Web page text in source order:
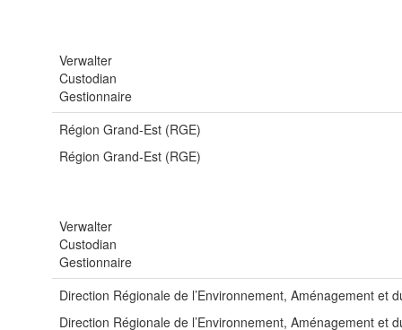
Verwalter
Custodian
Gestionnaire
Région Grand-Est (RGE)
Région Grand-Est (RGE)
Verwalter
Custodian
Gestionnaire
Direction Régionale de l’Environnement, Aménagement et
Direction Régionale de l’Environnement, Aménagement et